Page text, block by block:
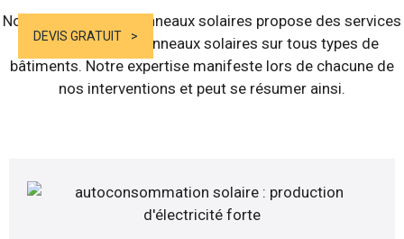
DEVIS GRATUIT
Notre structure de panneaux solaires propose des services
d’installation de panneaux solaires sur tous types de
bâtiments. Notre expertise manifeste lors de chacune de
nos interventions et peut se résumer ainsi.